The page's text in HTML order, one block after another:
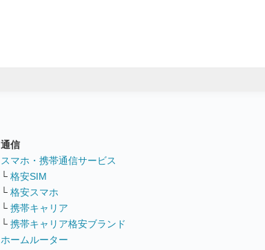
通信
スマホ・携帯通信サービス
└ 格安SIM
└ 格安スマホ
└ 携帯キャリア
└ 携帯キャリア格安ブランド
ホームルーター